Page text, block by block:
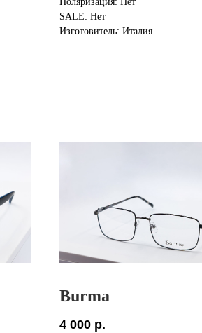
SALE: Нет
Изготовитель: Италия
Burma
4 000 р.